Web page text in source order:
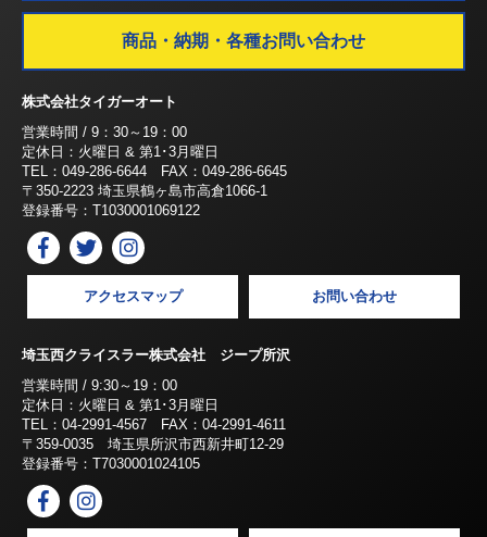
商品・納期・各種お問い合わせ
株式会社タイガーオート
営業時間 / 9：30～19：00
定休日：火曜日 & 第1･3月曜日
TEL：049-286-6644 FAX：049-286-6645
〒350-2223 埼玉県鶴ヶ島市高倉1066-1
登録番号：T1030001069122
アクセスマップ お問い合わせ
埼玉西クライスラー株式会社 ジープ所沢
営業時間 / 9:30～19：00
定休日：火曜日 & 第1･3月曜日
TEL：04-2991-4567 FAX：04-2991-4611
〒359-0035 埼玉県所沢市西新井町12-29
登録番号：T7030001024105